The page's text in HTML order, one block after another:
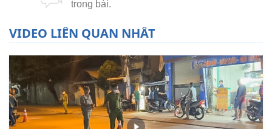
VIDEO LIÊN QUAN NHẤT